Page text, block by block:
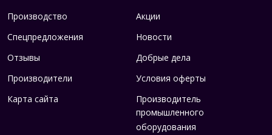
Производство
Акции
Спецпредложения
Новости
Отзывы
Добрые дела
Производители
Условия оферты
Карта сайта
Производитель
промышленного
оборудования